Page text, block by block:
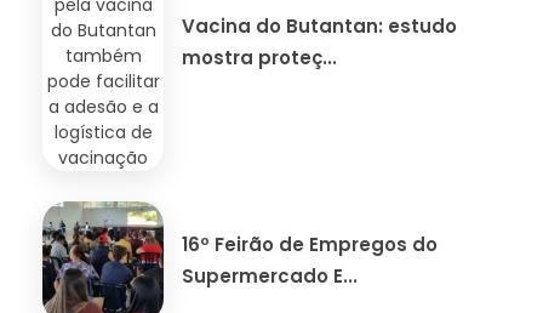
Vacina do Butantan: estudo
mostra proteç...
16º Feirão de Empregos do
Supermercado E...